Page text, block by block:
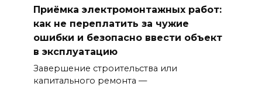
Приёмка электромонтажных работ:
как не переплатить за чужие
ошибки и безопасно ввести объект
в эксплуатацию
Завершение строительства или
капитального ремонта —